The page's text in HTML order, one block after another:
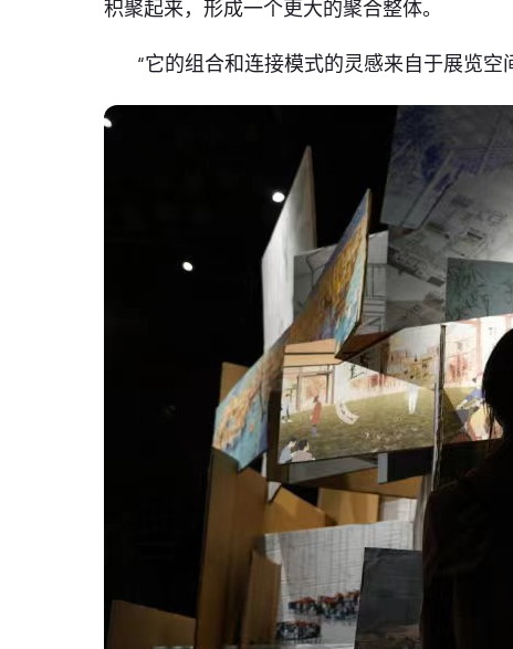
积聚起来，形成一个更大的聚合整体。
“它的组合和连接模式的灵感来自于展览空